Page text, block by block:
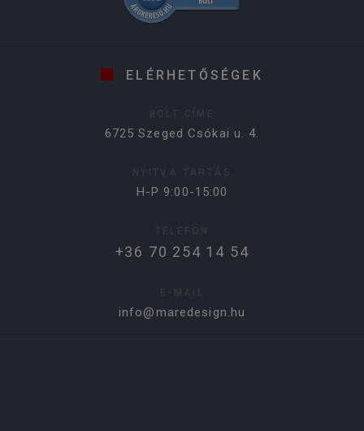
ELÉRHETŐSÉGEK
6725 Szeged Csókai u. 4.
H-P 9:00-15:00
+36 70 254 14 54
info@maredesign.hu